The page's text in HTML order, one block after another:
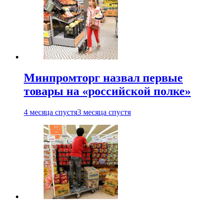
Минпромторг назвал первые
товары на «российской полке»
4 месяца спустя3 месяца спустя